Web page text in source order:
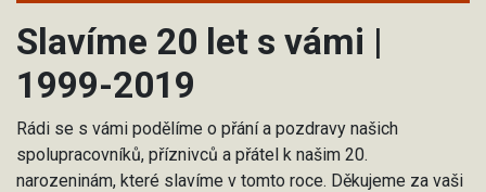
Slavíme 20 let s vámi |
1999-2019
Rádi se s vámi podělíme o přání a pozdravy našich
spolupracovníků, příznivců a přátel k našim 20.
narozeninám, které slavíme v tomto roce. Děkujeme za vaši